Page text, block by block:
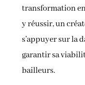
transformation
y réussir, un
s’appuyer sur la
garantir sa
bailleurs.